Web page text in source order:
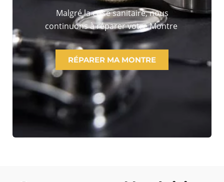
Malgré la crise sanitaire, nous
continuons à réparer votre Montre
RÉPARER MA MONTRE